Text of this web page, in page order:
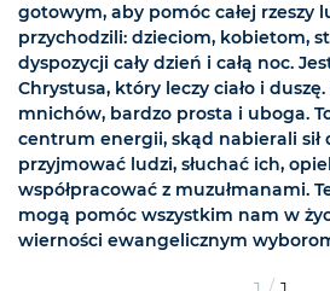
gotowym, aby pomóc całej rzeszy
przychodzili: dzieciom, kobietom,
dyspozycji cały dzień i całą noc.
Chrystusa, który leczy ciało i
mnichów, bardzo prosta i uboga.
centrum energii, skąd nabierali sił
przyjmować ludzi, słuchać ich,
współpracować z muzułmanami.
mogą pomóc wszystkim nam w
wierności ewangelicznym